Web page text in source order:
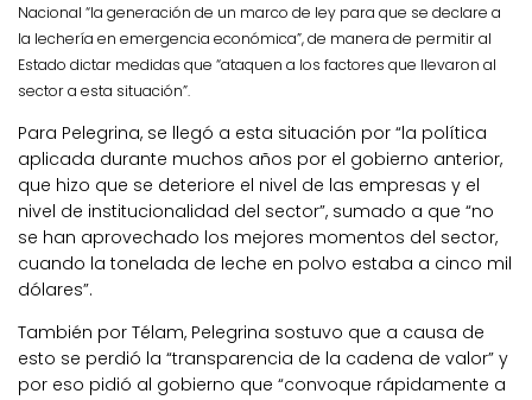
Nacional “la generación de un marco de ley para que se declare a
la lechería en emergencia económica”, de manera de permitir al
Estado dictar medidas que “ataquen a los factores que llevaron al
sector a esta situación”.
Para Pelegrina, se llegó a esta situación por “la política
aplicada durante muchos años por el gobierno anterior,
que hizo que se deteriore el nivel de las empresas y el
nivel de institucionalidad del sector”, sumado a que “no
se han aprovechado los mejores momentos del sector,
cuando la tonelada de leche en polvo estaba a cinco mil
dólares”.
También por Télam, Pelegrina sostuvo que a causa de
esto se perdió la “transparencia de la cadena de valor” y
por eso pidió al gobierno que “convoque rápidamente a